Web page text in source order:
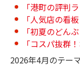
「港町の評判ラ
「人気店の看
「初夏のどん
「コスパ抜群
2026年4月のテー